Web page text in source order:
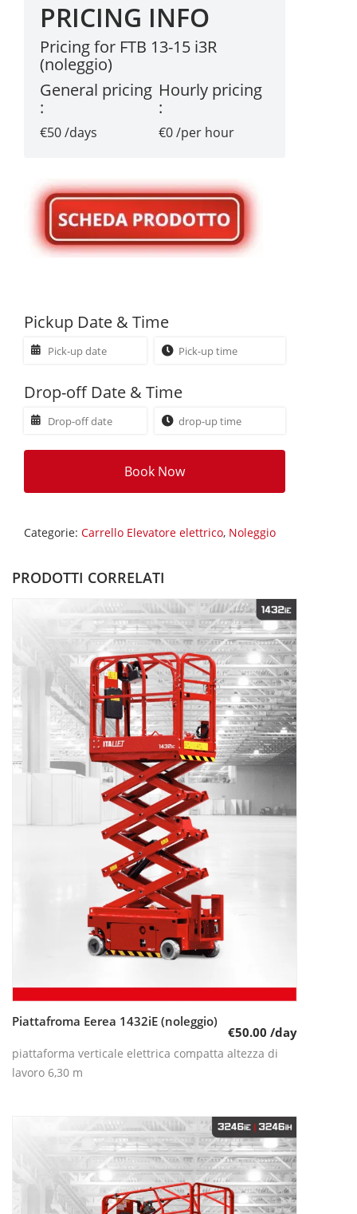
PRICING INFO
Pricing for FTB 13-15 i3R
(noleggio)
General pricing
:
€50 /days
Hourly pricing
:
€0 /per hour
Pickup Date & Time
Drop-off Date & Time
Book Now
Categorie: Carrello Elevatore elettrico, Noleggio
PRODOTTI CORRELATI
Leggi tutto
Piattafroma Eerea 1432iE (noleggio)
€50.00 /day
piattaforma verticale elettrica compatta altezza di
lavoro 6,30 m